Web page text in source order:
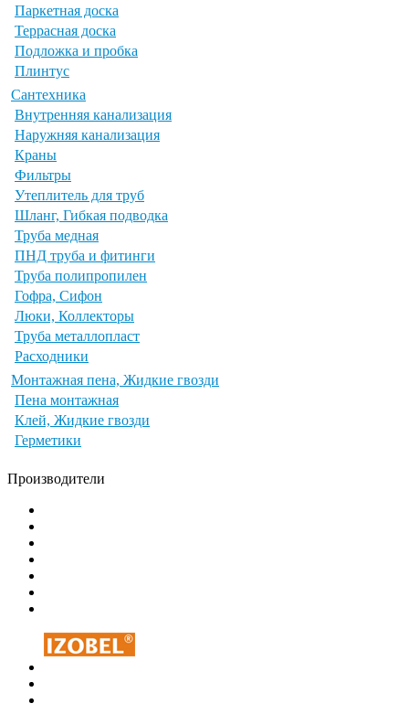
Паркетная доска
Террасная доска
Подложка и пробка
Плинтус
Сантехника
Внутренняя канализация
Наружняя канализация
Краны
Фильтры
Утеплитель для труб
Шланг, Гибкая подводка
Труба медная
ПНД труба и фитинги
Труба полипропилен
Гофра, Сифон
Люки, Коллекторы
Труба металлопласт
Расходники
Монтажная пена, Жидкие гвозди
Пена монтажная
Клей, Жидкие гвозди
Герметики
Производители